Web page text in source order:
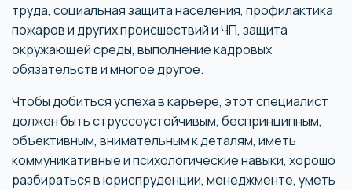
труда, социальная защита населения, профилактика
пожаров и других происшествий и ЧП, защита
окружающей среды, выполнение кадровых
обязательств и многое другое.
Чтобы добиться успеха в карьере, этот специалист
должен быть струссоустойчивым, беспринципным,
объективным, внимательным к деталям, иметь
коммуникативные и психологические навыки, хорошо
разбираться в юриспруденции, менеджменте, уметь